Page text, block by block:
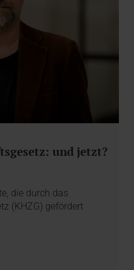
und jetzt?
die durch das
(KHZG) gefördert